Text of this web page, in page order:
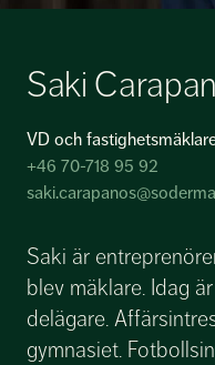
Saki
VD och
+46 70-718 95 92
Saki är
blev mäklare. Idag
delägare.
gymnasiet.